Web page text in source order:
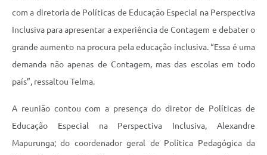
com a diretoria de Políticas de Educação Especial na Perspectiva
Inclusiva para apresentar a experiência de Contagem e debater o
grande aumento na procura pela educação inclusiva. “Essa é uma
demanda não apenas de Contagem, mas das escolas em todo
país”, ressaltou Telma.
A reunião contou com a presença do diretor de Políticas de
Educação Especial na Perspectiva Inclusiva, Alexandre
Mapurunga; do coordenador geral de Política Pedagógica da